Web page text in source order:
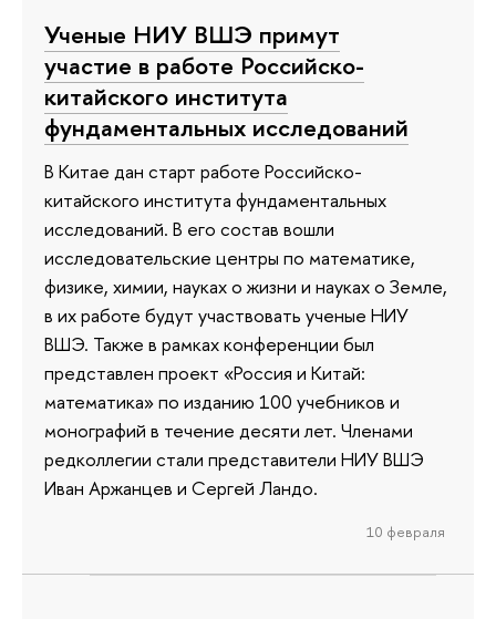
Ученые НИУ ВШЭ примут
участие в работе Российско-
китайского института
фундаментальных исследований
В Китае дан старт работе Российско-
китайского института фундаментальных
исследований. В его состав вошли
исследовательские центры по математике,
физике, химии, науках о жизни и науках о Земле,
в их работе будут участвовать ученые НИУ
ВШЭ. Также в рамках конференции был
представлен проект «Россия и Китай:
математика» по изданию 100 учебников и
монографий в течение десяти лет. Членами
редколлегии стали представители НИУ ВШЭ
Иван Аржанцев и Сергей Ландо.
10 февраля